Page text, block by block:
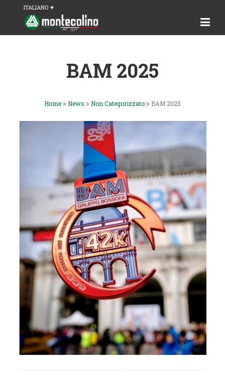
ITALIANO
BAM 2025
Home News Non Categorizzato BAM 2025